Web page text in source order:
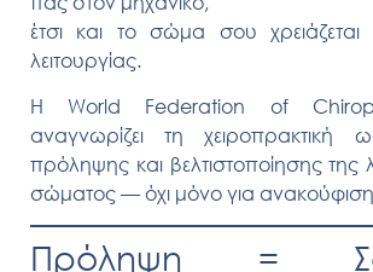
έτσι και το σώμα σου χρειάζεται
λειτουργίας.
Η World Federation of
αναγνωρίζει τη χειροπρακτική
πρόληψης και βελτιστοποίησης της
σώματος— όχι μόνο για
Πρόληψη =